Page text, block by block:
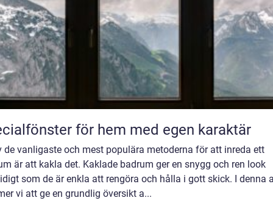
för hem med egen karaktär
de vanligaste och mest populära metoderna för att inreda ett
är att kakla det. Kaklade badrum ger en snygg och ren look
som de är enkla att rengöra och hålla i gott skick. I denna
vi att ge en grundlig översikt a...